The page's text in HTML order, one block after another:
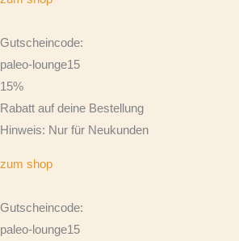
Gutscheincode:
paleo-lounge15
15%
Rabatt auf deine Bestellung
Hinweis: Nur für Neukunden
zum shop
Gutscheincode:
paleo-lounge15